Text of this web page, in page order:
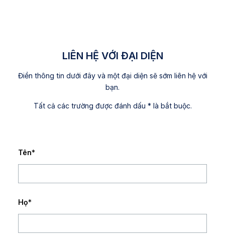
LIÊN HỆ VỚI ĐẠI DIỆN
Điền thông tin dưới đây và một đại diện sẽ sớm liên hệ với
bạn.
Tất cả các trường được đánh dấu * là bắt buộc.
Tên*
Họ*